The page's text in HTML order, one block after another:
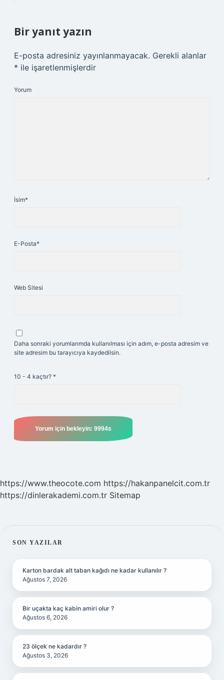
Bir yanıt yazın
E-posta adresiniz yayınlanmayacak. Gerekli alanlar
* ile işaretlenmişlerdir
Yorum
İsim*
E-Posta*
Web Sitesi
Daha sonraki yorumlarımda kullanılması için adım, e-posta adresim ve
site adresim bu tarayıcıya kaydedilsin.
10 - 4 kaçtır? *
https://www.theocote.com https://hakanpanelcit.com.tr
https://dinlerakademi.com.tr Sitemap
SIDEBAR
SON YAZILAR
Karton bardak alt taban kağıdı ne kadar kullanılır ?
Ağustos 7, 2026
Bir uçakta kaç kabin amiri olur ?
Ağustos 6, 2026
23 ölçek ne kadardır ?
Ağustos 3, 2026